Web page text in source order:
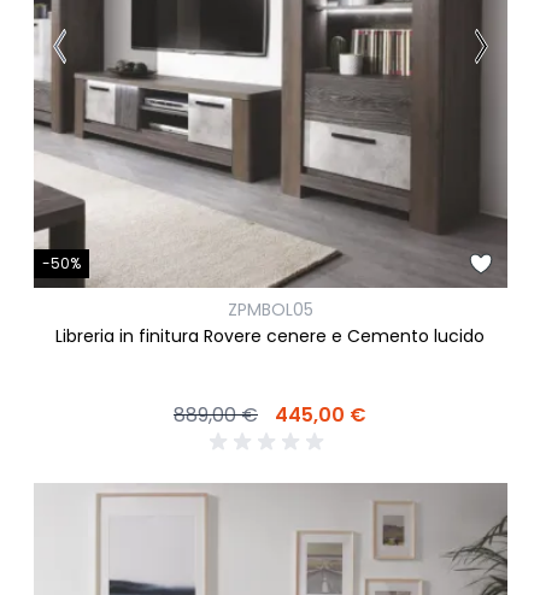
-50%
ZPMBOL05
Libreria in finitura Rovere cenere e Cemento lucido
889,00 € 445,00 €